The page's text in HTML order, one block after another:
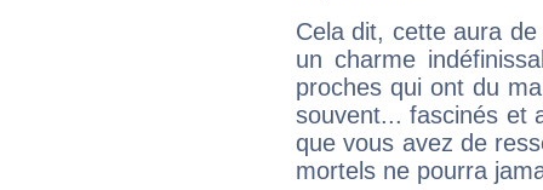
Cela dit, cette aura
un charme
proches qui ont du
souvent... fascinés et
que vous avez de
mortels ne pourra